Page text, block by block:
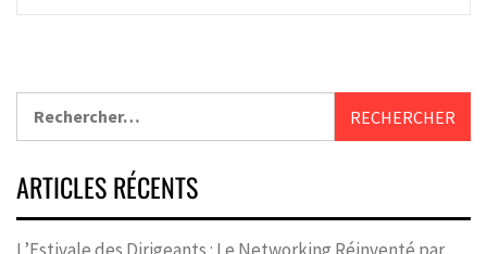
ARTICLES RÉCENTS